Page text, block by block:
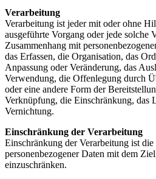
Verarbeitung
Verarbeitung ist jeder mit oder ohne
ausgeführte Vorgang oder jede solche
Zusammenhang mit
das Erfassen, die Organisation, das
Anpassung oder Veränderung, das
Verwendung, die Offenlegung durch
oder eine andere Form der
Verknüpfung, die Einschränkung, das
Vernichtung.
Einschränkung der Verarbeitung
Einschränkung der Verarbeitung ist
personenbezogener Daten mit dem
einzuschränken.